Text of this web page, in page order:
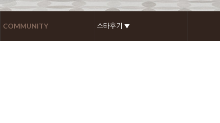
COMMUNITY 스타후기 ▼